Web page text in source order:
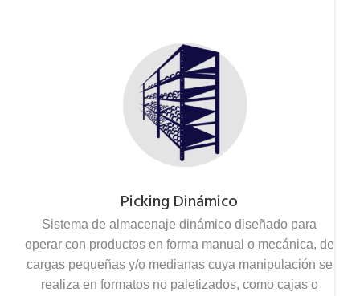
Picking Dinámico
Sistema de almacenaje dinámico diseñado para
operar con productos en forma manual o mecánica, de
cargas pequeñas y/o medianas cuya manipulación se
realiza en formatos no paletizados, como cajas o